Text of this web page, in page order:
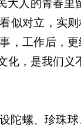
人的青春里
似对立，实
，工作后，
化，是我们义
陀螺、珍珠